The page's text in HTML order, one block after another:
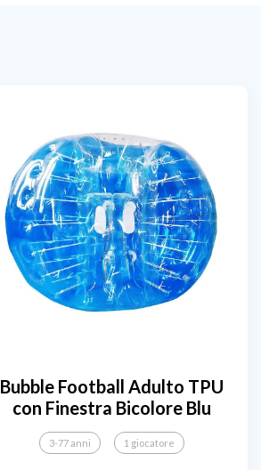
Bubble Football Adulto TPU
con Finestra Bicolore Blu
3-77 anni 1 giocatore